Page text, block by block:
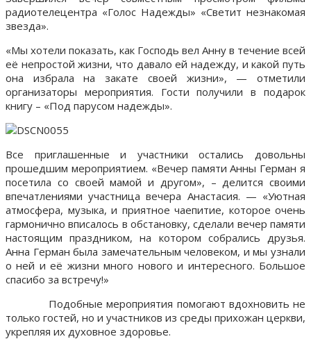
радиотелецентра «Голос Надежды» «Светит незнакомая
звезда».
«Мы хотели показать, как Господь вел Анну в течение всей
её непростой жизни, что давало ей надежду, и какой путь
она избрала на закате своей жизни», — отметили
организаторы мероприятия. Гости получили в подарок
книгу – «Под парусом надежды».
Все приглашенные и участники остались довольны
прошедшим мероприятием. «Вечер памяти Анны Герман я
посетила со своей мамой и другом», – делится своими
впечатлениями участница вечера Анастасия. — «Уютная
атмосфера, музыка, и приятное чаепитие, которое очень
гармонично вписалось в обстановку, сделали вечер памяти
настоящим праздником, на котором собрались друзья.
Анна Герман была замечательным человеком, и мы узнали
о ней и её жизни много нового и интересного. Большое
спасибо за встречу!»
Подобные мероприятия помогают вдохновить не
только гостей, но и участников из среды прихожан церкви,
укрепляя их духовное здоровье.